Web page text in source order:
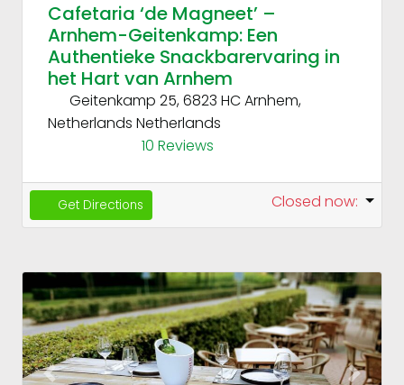
Cafetaria ‘de Magneet’ –
Arnhem-Geitenkamp: Een
Authentieke Snackbarervaring in
het Hart van Arnhem
Geitenkamp 25, 6823 HC Arnhem,
Netherlands Netherlands
10 Reviews
Get Directions Closed now: